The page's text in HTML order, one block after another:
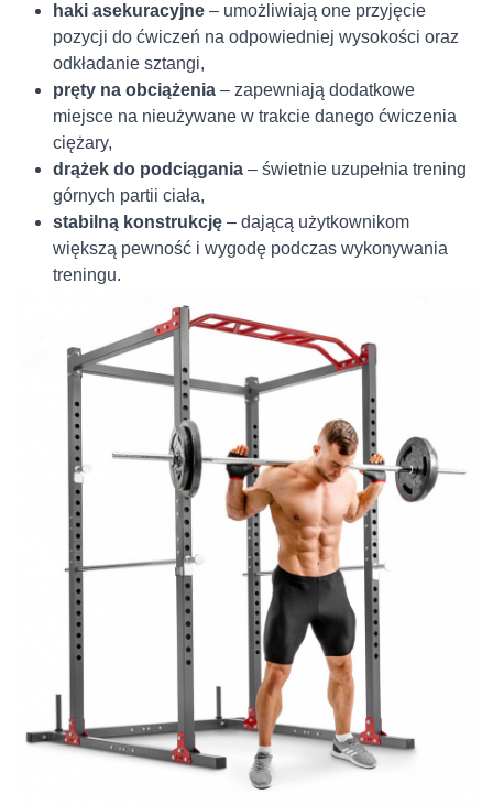
haki asekuracyjne – umożliwiają one przyjęcie
pozycji do ćwiczeń na odpowiedniej wysokości oraz
odkładanie sztangi,
pręty na obciążenia – zapewniają dodatkowe
miejsce na nieużywane w trakcie danego ćwiczenia
ciężary,
drążek do podciągania – świetnie uzupełnia trening
górnych partii ciała,
stabilną konstrukcję – dającą użytkownikom
większą pewność i wygodę podczas wykonywania
treningu.